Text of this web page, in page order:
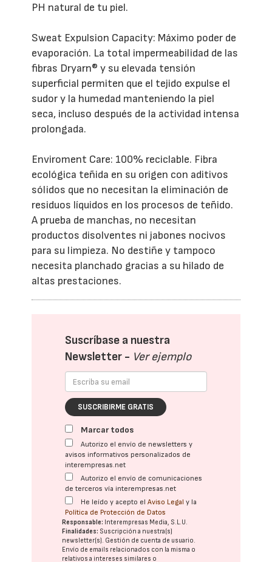
PH natural de tu piel.
Sweat Expulsion Capacity: Máximo poder de
evaporación. La total impermeabilidad de las
fibras Dryarn® y su elevada tensión
superficial permiten que el tejido expulse el
sudor y la humedad manteniendo la piel
seca, incluso después de la actividad intensa
prolongada.
Enviroment Care: 100% reciclable. Fibra
ecológica teñida en su origen con aditivos
sólidos que no necesitan la eliminación de
residuos líquidos en los procesos de teñido.
A prueba de manchas, no necesitan
productos disolventes ni jabones nocivos
para su limpieza. No destiñe y tampoco
necesita planchado gracias a su hilado de
altas prestaciones.
Suscríbase a nuestra
Newsletter - Ver ejemplo
SUSCRIBIRME GRATIS
Marcar todos
Autorizo el envío de newsletters y
avisos informativos personalizados de
interempresas.net
Autorizo el envío de comunicaciones
de terceros vía interempresas.net
He leído y acepto elAviso Legal y la
Política de Protección de Datos
Responsable: Interempresas Media, S.L.U.
Finalidades: Suscripción a nuestra(s)
newsletter(s). Gestión de cuenta de usuario.
Envío de emails relacionados con la misma o
relativos a intereses similares o